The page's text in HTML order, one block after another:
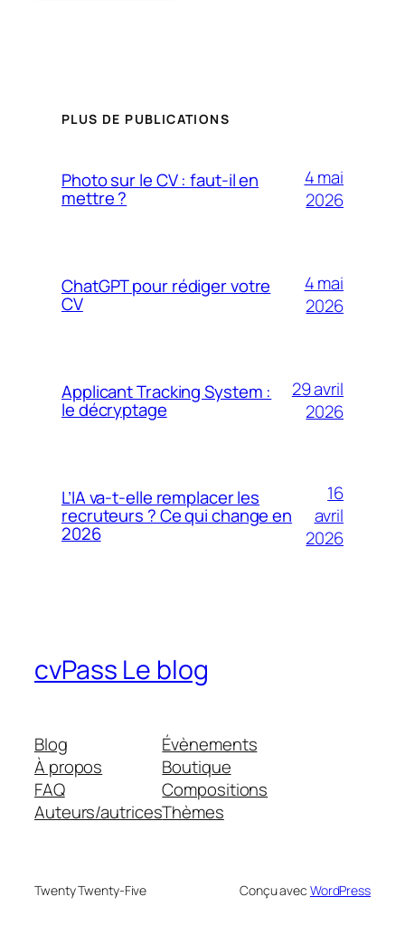
PLUS DE PUBLICATIONS
Photo sur le CV : faut-il en
mettre ?
4 mai
2026
ChatGPT pour rédiger votre
CV
4 mai
2026
Applicant Tracking System :
le décryptage
29 avril
2026
L’IA va-t-elle remplacer les
recruteurs ? Ce qui change en
2026
16
avril
2026
cvPass Le blog
Blog
À propos
FAQ
Auteurs/autrices
Évènements
Boutique
Compositions
Thèmes
Twenty Twenty-Five Conçu avec WordPress